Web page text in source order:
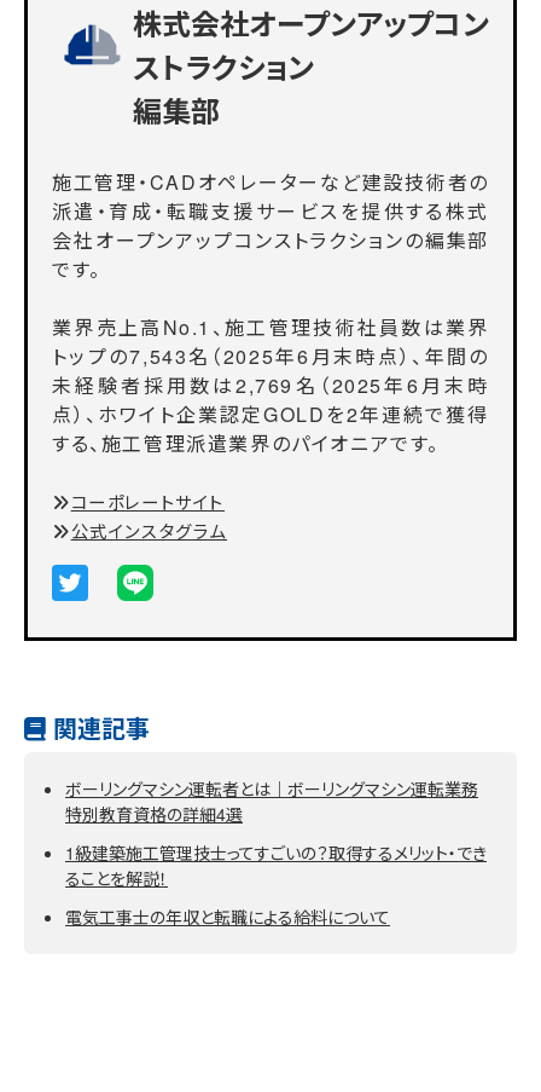
株式会社オープンアップコン
ストラクション
編集部
施工管理・CADオペレーターなど建設技術者の
派遣・育成・転職支援サービスを提供する株式
会社オープンアップコンストラクションの編集部
です。
業界売上高No.1、施工管理技術社員数は業界
トップの7,543名（2025年6月末時点）、年間の
未経験者採用数は2,769名（2025年6月末時
点）、ホワイト企業認定GOLDを2年連続で獲得
する、施工管理派遣業界のパイオニアです。
コーポレートサイト
公式インスタグラム
関連記事
ボーリングマシン運転者とは｜ボーリングマシン運転業務
特別教育資格の詳細4選
1級建築施工管理技士ってすごいの？取得するメリット・でき
ることを解説！
電気工事士の年収と転職による給料について